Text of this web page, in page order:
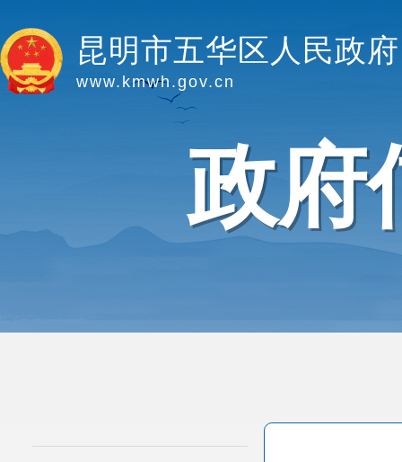
昆明市五华区人民政府
www.kmwh.gov.cn
政府